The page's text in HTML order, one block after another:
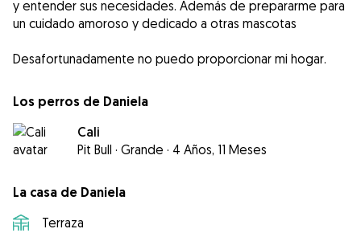
y entender sus necesidades. Además de prepararme para
un cuidado amoroso y dedicado a otras mascotas
Los perros de Daniela
Cali
Pit Bull · Grande · 4 Años, 11 Meses
La casa de Daniela
Terraza